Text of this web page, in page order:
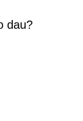
dau?